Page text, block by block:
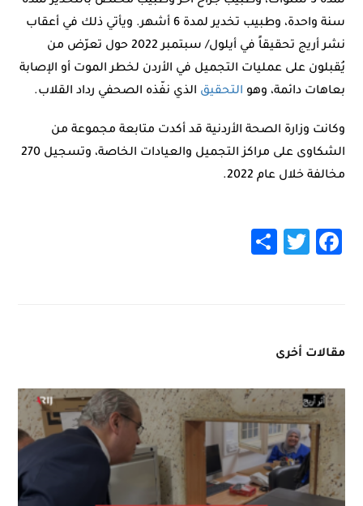
سنة واحدة، وطبيب تخدير لمدة 6 أشهر. ويأتي ذلك في أعقاب
نشر أريج تحقيقاً في أيلول/ سبتمبر 2022 حول تعرّض من
يُقبلون على عمليات التجميل في الأردن لخطر الموت أو الإصابة
بعاهات دائمة، وهو التحقيق الذي نفّذه الصحفي رداد القلاب.
وكانت وزارة الصحة الأردنية قد أكدت متابعة مجموعة من
الشكاوى على مراكز التجميل والعيادات الخاصة، وتسجيل 270
مخالفة خلال عام 2022.
Facebook
Twitter
مقالات أخرى